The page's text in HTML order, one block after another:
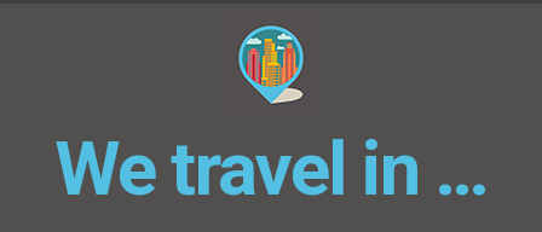
We travel in …